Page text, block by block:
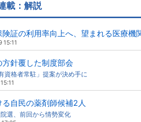
載：解説
険証の利用率向上へ、望まれる医療機
15:11
方針覆した制度部会
資格者常駐」提案が決め手に
る自民の薬剤師候補2人
選、前回から情勢変化